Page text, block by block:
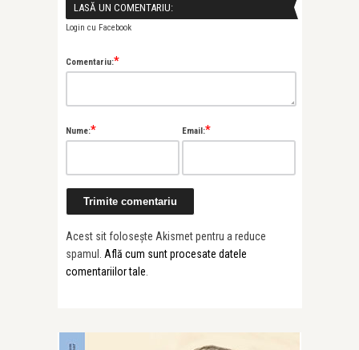
LASĂ UN COMENTARIU:
Login cu Facebook
Comentariu:*
Nume:* Email:*
Acest sit folosește Akismet pentru a reduce
spamul. Află cum sunt procesate datele
comentariilor tale